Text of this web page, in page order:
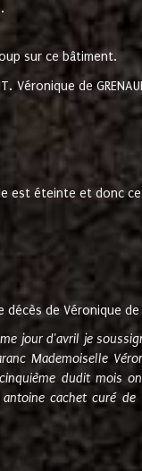
sur ce bâtiment.
de
est éteinte et donc ce
de Véronique de
jour d'avril je
Mademoiselle
dudit mois
cachet curé de